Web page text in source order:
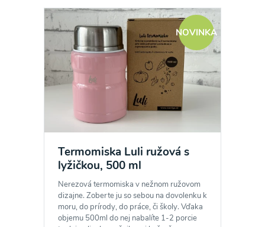
NOVINKA
Termomiska Luli ružová s
lyžičkou, 500 ml
Nerezová termomiska v nežnom ružovom
dizajne. Zoberte ju so sebou na dovolenku k
moru, do prírody, do práce, či školy. Vďaka
objemu 500ml do nej nabalíte 1-2 porcie